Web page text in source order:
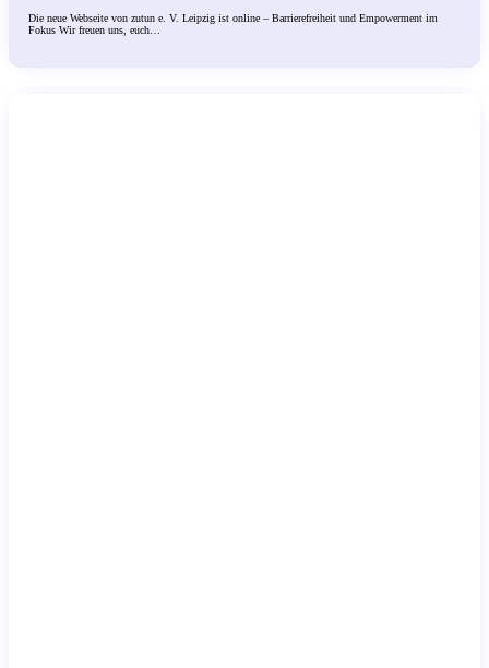
Die neue Webseite von zutun e. V. Leipzig ist online – Barrierefreiheit und Empowerment im
Fokus Wir freuen uns, euch…